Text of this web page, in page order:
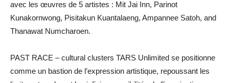
avec les œuvres de 5 artistes : Mit Jai Inn, Parinot
Kunakornwong, Pisitakun Kuantalaeng, Ampannee Satoh, and
Thanawat Numcharoen.
PAST RACE – cultural clusters TARS Unlimited se positionne
comme un bastion de l’expression artistique, repoussant les